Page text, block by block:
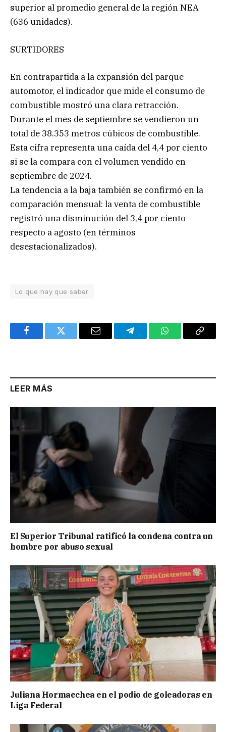
superior al promedio general de la región NEA
(636 unidades).
SURTIDORES
En contrapartida a la expansión del parque
automotor, el indicador que mide el consumo de
combustible mostró una clara retracción.
Durante el mes de septiembre se vendieron un
total de 38.353 metros cúbicos de combustible.
Esta cifra representa una caída del 4,4 por ciento
si se la compara con el volumen vendido en
septiembre de 2024.
La tendencia a la baja también se confirmó en la
comparación mensual: la venta de combustible
registró una disminución del 3,4 por ciento
respecto a agosto (en términos
desestacionalizados).
Lo que hay que saber
FacebookTwitter Email TelegramWhatsAppCopy
LEER MÁS
El Superior Tribunal ratificó la condena contra un
hombre por abuso sexual
Juliana Hormaechea en el podio de goleadoras en
Liga Federal